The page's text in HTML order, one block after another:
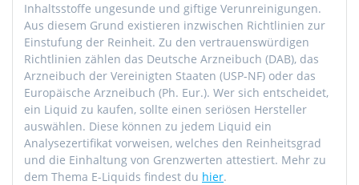
Inhaltsstoffe ungesunde und giftige Verunreinigungen.
Aus diesem Grund existieren inzwischen Richtlinien zur
Einstufung der Reinheit. Zu den vertrauenswürdigen
Richtlinien zählen das Deutsche Arzneibuch (DAB), das
Arzneibuch der Vereinigten Staaten (USP-NF) oder das
Europäische Arzneibuch (Ph. Eur.). Wer sich entscheidet,
ein Liquid zu kaufen, sollte einen seriösen Hersteller
auswählen. Diese können zu jedem Liquid ein
Analysezertifikat vorweisen, welches den Reinheitsgrad
und die Einhaltung von Grenzwerten attestiert. Mehr zu
dem Thema E-Liquids findest du hier.